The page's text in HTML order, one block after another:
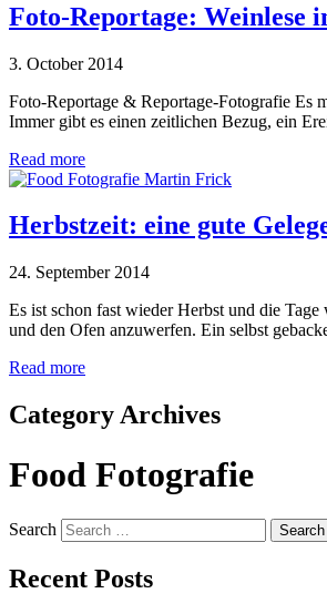
Foto-Reportage:
3. October 2014
Foto-Reportage & Reportage-Fotografie Es
Immer gibt es einen zeitlichen Bezug, ein
Read more
Herbstzeit: eine gute
24. September 2014
Es ist schon fast wieder Herbst und die
und den Ofen anzuwerfen. Ein selbst
Read more
Category Archives
Food Fotografie
Search
Recent Posts